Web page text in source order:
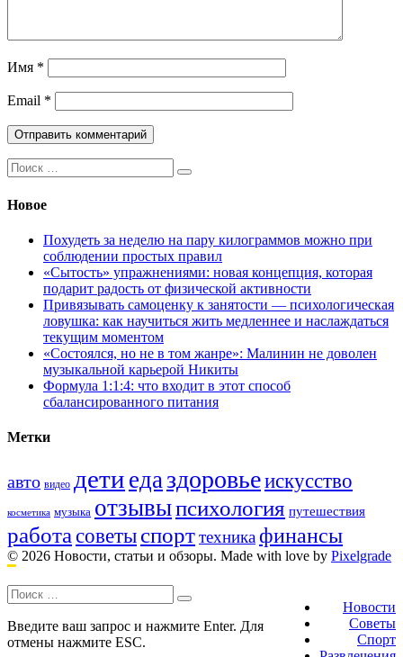
Имя *
Email *
Поиск:
Новое
Похудеть за неделю на пару килограммов можно при
соблюдении простых правил
«Сытость» упражнениями: новая концепция, которая
подарит радость от физической активности
Привязывать самоценку к занятости — психологическая
ловушка: как научиться жить медленнее и наслаждаться
текущим моментом
«Состоялся, но не в том жанре»: Малинин не доволен
музыкальной карьерой Никиты
Формула 1:1:4: что входит в этот способ
сбалансированного питания
Метки
авто видео дети едаздоровьеискусство
косметика музыка отзывыпсихология путешествия
работа советы спорттехникафинансы
© 2026 Новости, статьи и обзоры. Made with love by Pixelgrade
navigation
Новости
Советы
Спорт
Поиск:
Введите ваш запрос и нажмите Enter. Для
отмены нажмите ESC.